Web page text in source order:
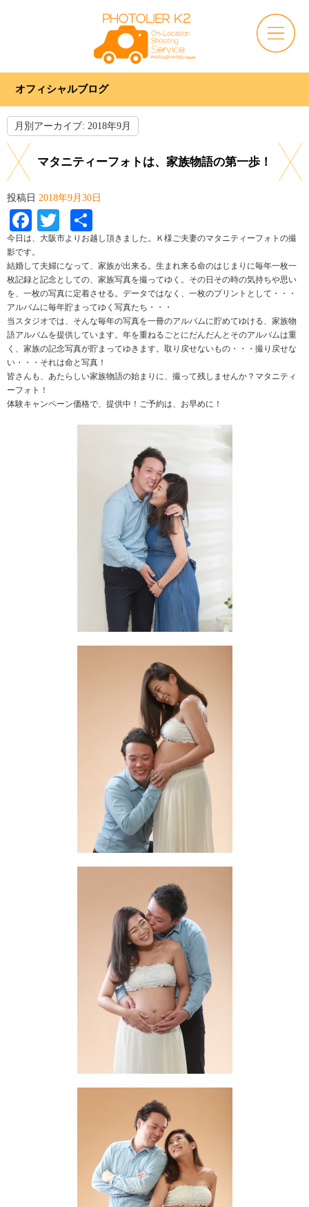
オフィシャルブログ
月別アーカイブ: 2018年9月
マタニティーフォトは、家族物語の第一歩！
投稿日 2018年9月30日
Facebook
Twitter
有
今日は、大阪市よりお越し頂きました。Ｋ様ご夫妻のマタニティーフォトの撮
影です。
結婚して夫婦になって、家族が出来る。生まれ来る命のはじまりに毎年一枚一
枚記録と記念としての、家族写真を撮ってゆく。その日その時の気持ちや思い
を、一枚の写真に定着させる。データではなく、一枚のプリントとして・・・
アルバムに毎年貯まってゆく写真たち・・・
当スタジオでは、そんな毎年の写真を一冊のアルバムに貯めてゆける、家族物
語アルバムを提供しています。年を重ねるごとにだんだんとそのアルバムは重
く、家族の記念写真が貯まってゆきます。取り戻せないもの・・・撮り戻せな
い・・・それは命と写真！
皆さんも、あたらしい家族物語の始まりに、撮って残しませんか？マタニティ
ーフォト！
体験キャンペーン価格で、提供中！ご予約は、お早めに！